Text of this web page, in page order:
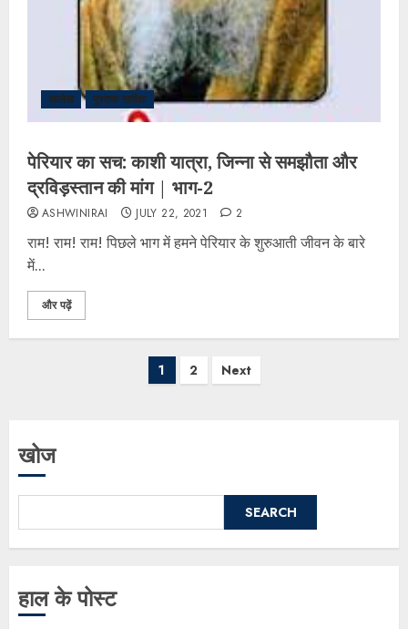
आलेख पुस्तक समीक्षा
पेरियार का सच: काशी यात्रा, जिन्ना से समझौता और
द्रविड़स्तान की मांग | भाग-2
ASHWINIRAI JULY 22, 2021 2
राम! राम! राम! पिछले भाग में हमने पेरियार के शुरुआती जीवन के बारे
में...
और पढ़ें
1 2 Next
खोज
SEARCH
हाल के पोस्ट